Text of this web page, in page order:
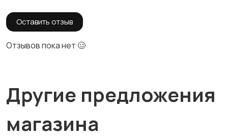
Оставить отзыв
Отзывов пока нет 🥴
Другие предложения
магазина